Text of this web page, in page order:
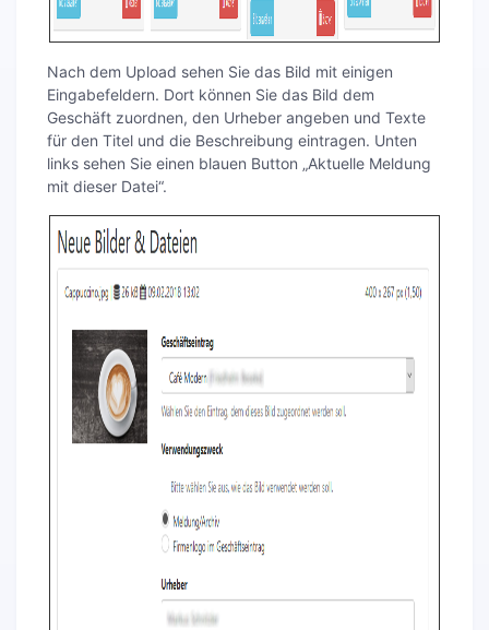
Nach dem Upload sehen Sie das Bild mit einigen
Eingabefeldern. Dort können Sie das Bild dem
Geschäft zuordnen, den Urheber angeben und Texte
für den Titel und die Beschreibung eintragen. Unten
links sehen Sie einen blauen Button „Aktuelle Meldung
mit dieser Datei“.